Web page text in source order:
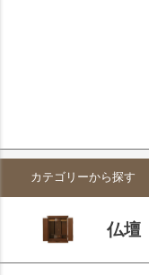
カテゴリーから探す
仏壇